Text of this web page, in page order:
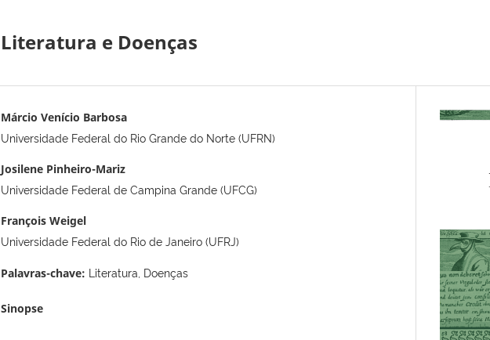
Literatura e Doenças
Márcio Venício Barbosa
Universidade Federal do Rio Grande do Norte (UFRN)
Josilene Pinheiro-Mariz
Universidade Federal de Campina Grande (UFCG)
François Weigel
Universidade Federal do Rio de Janeiro (UFRJ)
Palavras-chave: Literatura, Doenças
Sinopse